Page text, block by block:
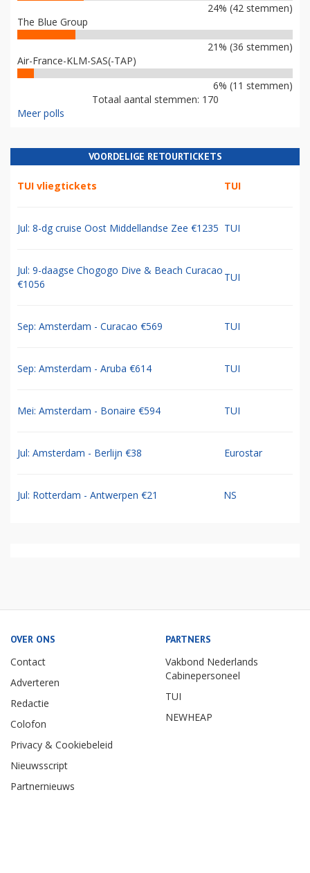
24% (42 stemmen)
The Blue Group
21% (36 stemmen)
Air-France-KLM-SAS(-TAP)
6% (11 stemmen)
Totaal aantal stemmen: 170
Meer polls
VOORDELIGE RETOURTICKETS
TUI vliegtickets TUI
Jul: 8-dg cruise Oost Middellandse Zee €1235 TUI
Jul: 9-daagse Chogogo Dive & Beach Curacao
€1056
TUI
Sep: Amsterdam - Curacao €569 TUI
Sep: Amsterdam - Aruba €614 TUI
Mei: Amsterdam - Bonaire €594 TUI
Jul: Amsterdam - Berlijn €38 Eurostar
Jul: Rotterdam - Antwerpen €21 NS
OVER ONS
Contact
Adverteren
Redactie
Colofon
Privacy & Cookiebeleid
Nieuwsscript
Partnernieuws
PARTNERS
Vakbond Nederlands
Cabinepersoneel
TUI
NEWHEAP